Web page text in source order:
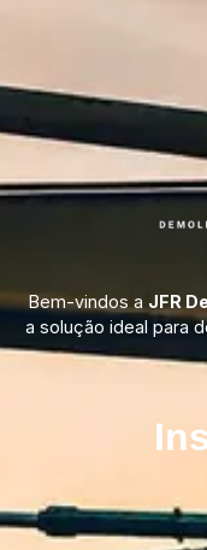
Bem-vindos a JFR
a solução ideal para